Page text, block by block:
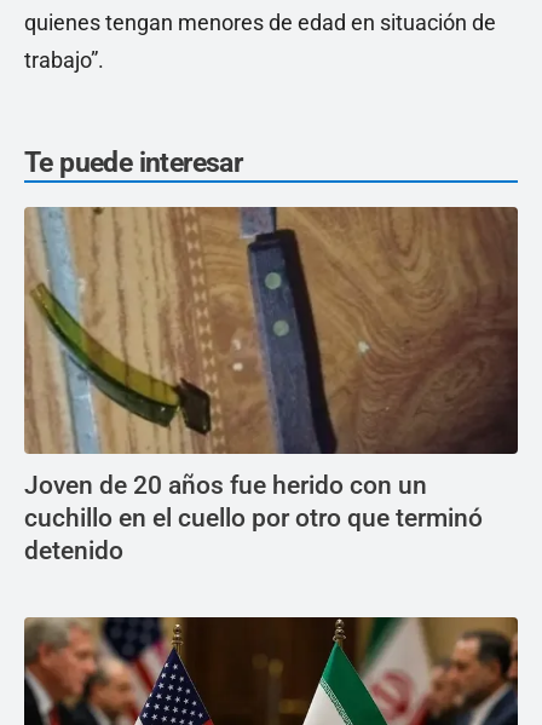
quienes tengan menores de edad en situación de
trabajo”.
Te puede interesar
Joven de 20 años fue herido con un
cuchillo en el cuello por otro que terminó
detenido